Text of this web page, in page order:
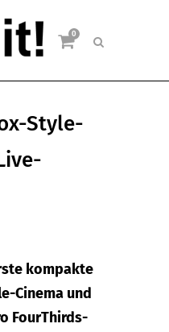
0
Style-
kompakte
Cinema und
FourThirds-